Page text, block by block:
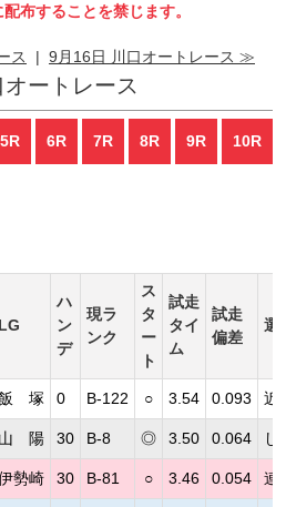
布することを禁じます。
ス | 9月16日 川口オートレース ≫
ートレース
5R 6R 7R 8R 9R 10R
LG
ハ
ン
デ
現ラ
ンク
ス
タ
ー
ト
試走
タイ
ム
試走
偏差
選
塚 0 B-122 ○ 3.54 0.093 近
山 陽 30 B-8 ◎ 3.50 0.064 し
勢崎 30 B-81 ○ 3.46 0.054 連